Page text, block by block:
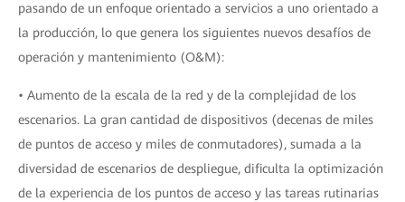
pasando de un enfoque orientado a servicios a uno orientado a
la producción, lo que genera los siguientes nuevos desafíos de
operación y mantenimiento (O&M):
• Aumento de la escala de la red y de la complejidad de los
escenarios. La gran cantidad de dispositivos (decenas de miles
de puntos de acceso y miles de conmutadores), sumada a la
diversidad de escenarios de despliegue, dificulta la optimización
de la experiencia de los puntos de acceso y las tareas rutinarias